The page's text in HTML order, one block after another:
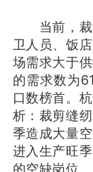
当前，裁
卫人员、饭
场需求大于
的需求数为
口数榜首。
析：裁剪缝
季造成大量
进入生产旺
的空缺岗位